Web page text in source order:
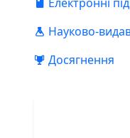
Електронні
Науково-
Досягнення